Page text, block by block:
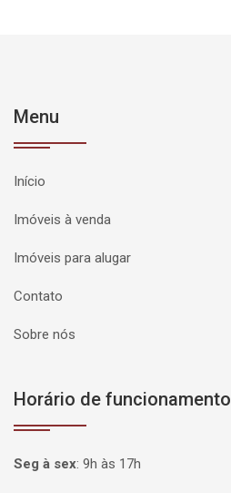
Menu
Início
Imóveis à venda
Imóveis para alugar
Contato
Sobre nós
Horário de funcionamento
Seg à sex: 9h às 17h